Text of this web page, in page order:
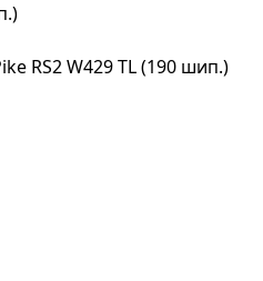
RS2 W429 TL (190 шип.)